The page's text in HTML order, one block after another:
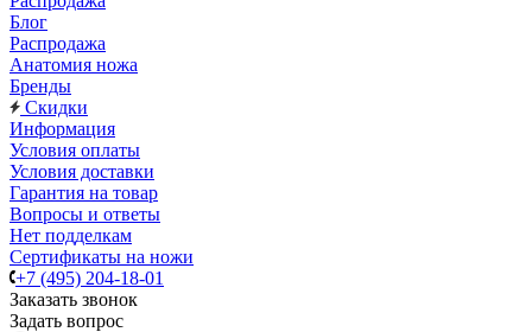
Блог
Распродажа
Анатомия ножа
Бренды
Скидки
Информация
Условия оплаты
Условия доставки
Гарантия на товар
Вопросы и ответы
Нет подделкам
Сертификаты на ножи
+7 (495) 204-18-01
Заказать звонок
Задать вопрос